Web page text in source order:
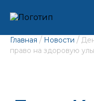
Главная / Новости /
право на здоровую